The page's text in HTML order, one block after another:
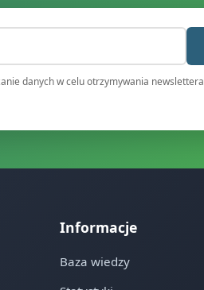
danych w celu otrzymywania newslettera
Informacje
Baza wiedzy